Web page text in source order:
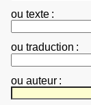
ou texte :
ou traduction :
ou auteur :